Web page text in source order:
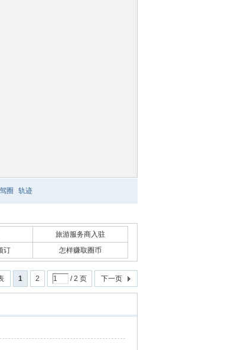
圈 轨迹
旅游服务商入驻
订 怎样赚取圈币
1 2 / 2 页 下一页